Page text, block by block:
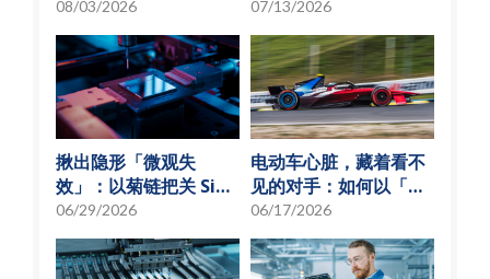
硅光子与光通讯模组发
展趋势
08/03/2026
SMT 产线的误报风暴
07/13/2026
揪出隐形「微观失
效」：以菊链把关 SiP
可靠度测试
06/29/2026
电动车心脏，藏着看不
见的对手：如何以「物
理模型化」破解损耗难
题？
06/17/2026